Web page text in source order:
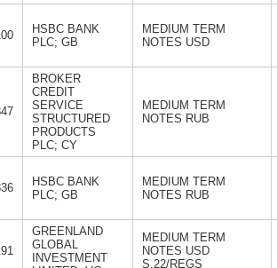
HSBC BANK
PLC; GB
MEDIUM TERM
NOTES USD
BROKER
CREDIT
SERVICE
STRUCTURED
PRODUCTS
PLC; CY
MEDIUM TERM
NOTES RUB
HSBC BANK
PLC; GB
MEDIUM TERM
NOTES RUB
GREENLAND
GLOBAL
INVESTMENT
MEDIUM TERM
NOTES USD
S.22/REGS